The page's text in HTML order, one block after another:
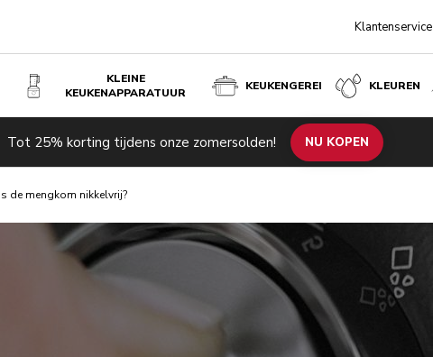
Klantenservice
KLEINE
KEUKENAPPARATUUR
KEUKENGEREI KLEUREN
Tot 25% korting tijdens onze zomersolden! NU KOPEN
Is de mengkom nikkelvrij?